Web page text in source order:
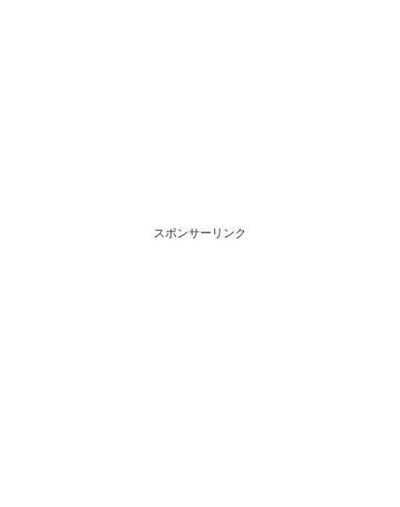
スポンサーリンク